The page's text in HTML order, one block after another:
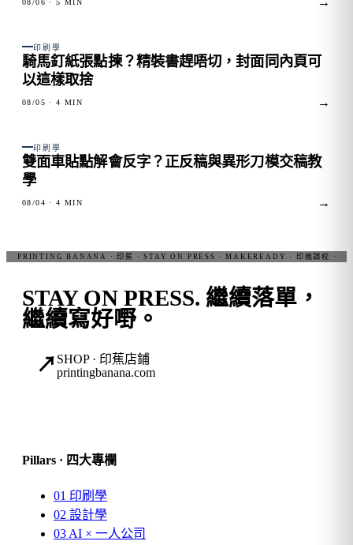
08/06 · 5 MIN
FIG. 02
印刷學
騎馬釘紙張點揀？精裝書趕唔切，封面同內頁可
以這樣取捨
08/05 · 4 MIN →
FIG. 03
印刷學
雙面車貼點解會反字？正反稿與異形刀模交稿教
學
08/04 · 4 MIN →
STAY ON PRESS. 繼續落單，
繼續寫好嘢。
↗ SHOP · 印蕉店鋪
printingbanana.com
Pillars · 四大專欄
01 印刷學
02 設計學
03 AI × 一人公司